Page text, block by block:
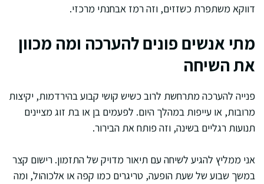
דווקא משתפרת כשזזים, וזה רמז אבחנתי מרכזי.
מתי אנשים פונים להערכה ומה מכוון
את השיחה
פנייה להערכה מתרחשת לרוב כשיש קושי קבוע בהירדמות, יקיצות
מרובות, או עייפות במהלך היום. לפעמים בן או בת זוג מציינים
תנועות רגליים בשינה, וזה פותח את הבירור.
אני ממליץ להגיע לשיחה עם תיאור מדויק של התזמון. רישום קצר
במשך שבוע של שעת הופעה, טריגרים כמו קפה או אלכוהול, ומה